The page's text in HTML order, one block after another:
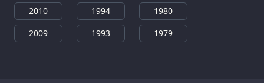
2010
2009
1994
1993
1980
1979